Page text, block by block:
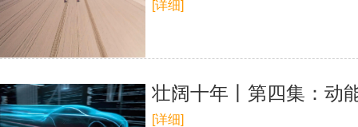
[详细]
壮阔十年丨第四集：动
[详细]